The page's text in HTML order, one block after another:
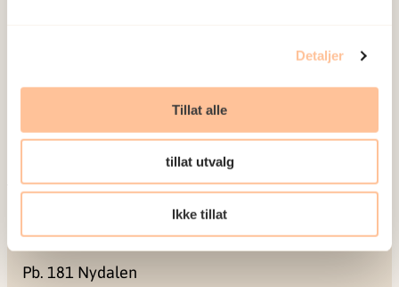
Detaljer
Tillat alle
tillat utvalg
Ikke tillat
Publikasjoner
Seminarer og arrangementer
Meld deg på vårt nyhetsbrev
Pb. 181 Nydalen